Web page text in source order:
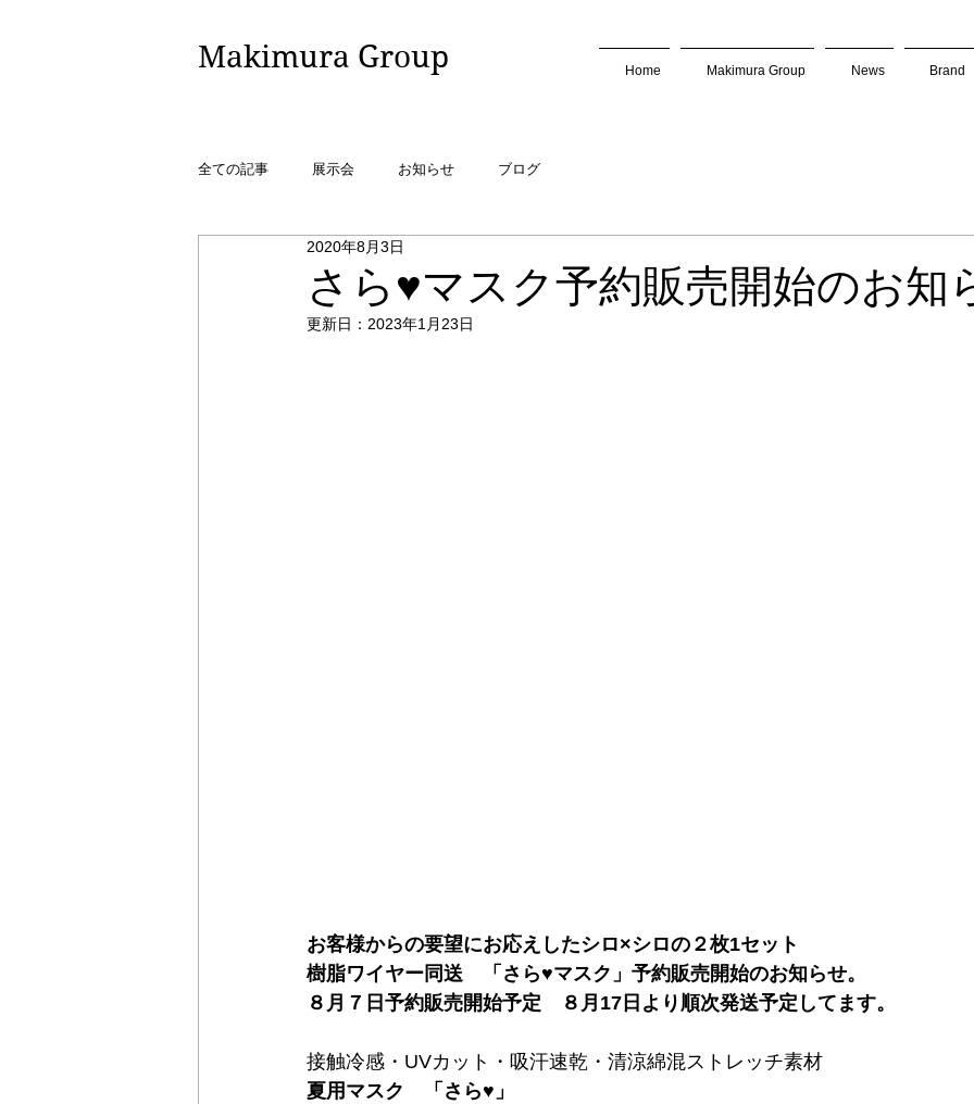
​Makimura Group Home Makimura Group News Brand
全ての記事 展示会 お知らせ ブログ
さら♥マスク予約販売開始のお知
2020年8月3日
更新日： 2023年1月23日
お客様からの要望にお応えしたシロ×シロの２枚1セット
樹脂ワイヤー同送　「さら♥マスク」予約販売開始のお知らせ。
８月７日予約販売開始予定　８月17日より順次発送予定してます。
接触冷感・UVカット・吸汗速乾・清涼綿混ストレッチ素材
夏用マスク　「さら♥」